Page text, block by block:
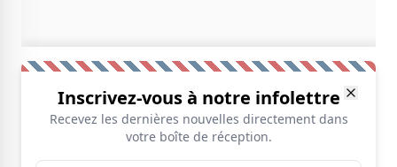
Inscrivez-vous à notre infolettre
Recevez les dernières nouvelles directement dans
votre boîte de réception.